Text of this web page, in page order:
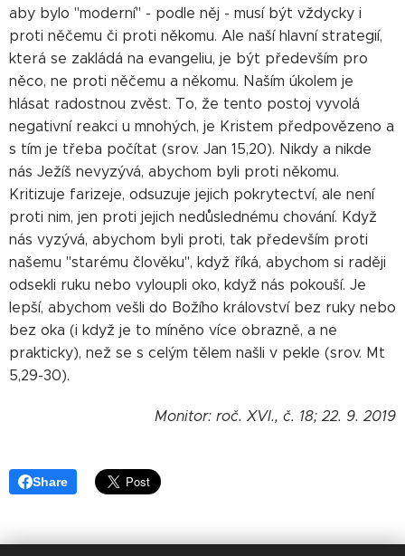
aby bylo "moderní" - podle něj - musí být vždycky i
proti něčemu či proti někomu. Ale naší hlavní strategií,
která se zakládá na evangeliu, je být především pro
něco, ne proti něčemu a někomu. Naším úkolem je
hlásat radostnou zvěst. To, že tento postoj vyvolá
negativní reakci u mnohých, je Kristem předpovězeno a
s tím je třeba počítat (srov. Jan 15,20). Nikdy a nikde
nás Ježíš nevyzývá, abychom byli proti někomu.
Kritizuje farizeje, odsuzuje jejich pokrytectví, ale není
proti nim, jen proti jejich nedůslednému chování. Když
nás vyzývá, abychom byli proti, tak především proti
našemu "starému člověku", když říká, abychom si raději
odsekli ruku nebo vyloupli oko, když nás pokouší. Je
lepší, abychom vešli do Božího království bez ruky nebo
bez oka (i když je to míněno více obrazně, a ne
prakticky), než se s celým tělem našli v pekle (srov. Mt
5,29-30).
Monitor: roč. XVI., č. 18; 22. 9. 2019
Share